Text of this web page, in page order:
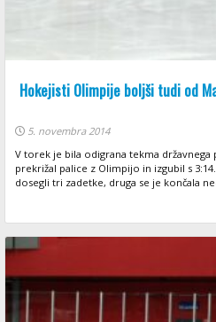
Hokejisti Olimpije boljši tudi od
5. novembra 2014
V torek je bila odigrana tekma
prekrižal palice z Olimpijo in izgubil s
dosegli tri zadetke, druga se je končala